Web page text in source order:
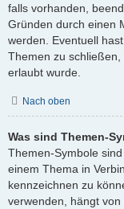
falls vorhanden,
Gründen durch einen
werden. Eventuell
Themen zu
erlaubt wurde.
Nach oben
Was sind Themen-
Themen-Symbole
einem Thema in
kennzeichnen zu
verwenden, hängt